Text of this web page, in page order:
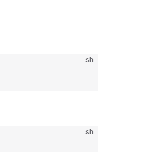
sh
sh